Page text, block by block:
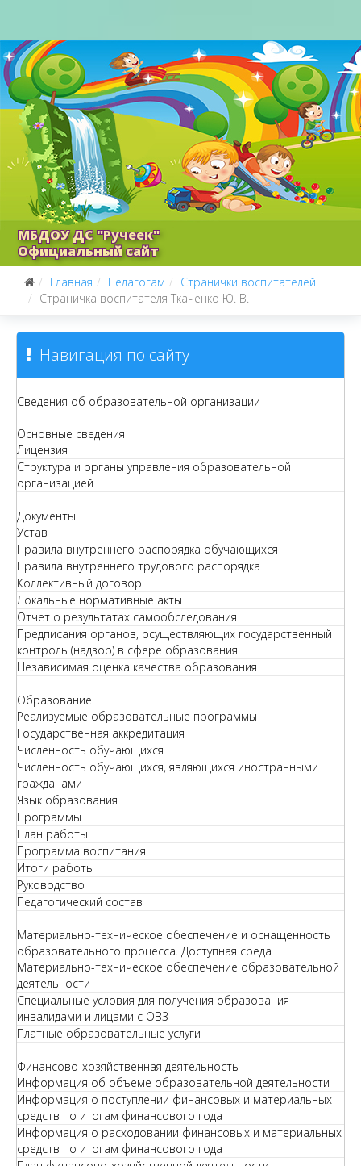
МБДОУ ДС "Ручеек"
Официальный сайт
Главная Педагогам
Странички воспитателей
Страничка воспитателя Ткаченко Ю. В.
Навигация по сайту
Сведения об образовательной организации
Основные сведения
Лицензия
Структура и органы управления образовательной
организацией
Документы
Устав
Правила внутреннего распорядка обучающихся
Правила внутреннего трудового распорядка
Коллективный договор
Локальные нормативные акты
Отчет о результатах самообследования
Предписания органов, осуществляющих государственный
контроль (надзор) в сфере образования
Независимая оценка качества образования
Образование
Реализуемые образовательные программы
Государственная аккредитация
Численность обучающихся
Численность обучающихся, являющихся иностранными
гражданами
Язык образования
Программы
План работы
Программа воспитания
Итоги работы
Руководство
Педагогический состав
Материально-техническое обеспечение и оснащенность
образовательного процесса. Доступная среда
Материально-техническое обеспечение образовательной
деятельности
Специальные условия для получения образования
инвалидами и лицами с ОВЗ
Платные образовательные услуги
Финансово-хозяйственная деятельность
Информация об объеме образовательной деятельности
Информация о поступлении финансовых и материальных
средств по итогам финансового года
Информация о расходовании финансовых и материальных
средств по итогам финансового года